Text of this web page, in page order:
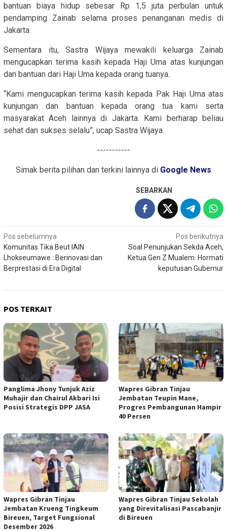
bantuan biaya hidup sebesar Rp 1,5 juta perbulan untuk
pendamping Zainab selama proses penanganan medis di
Jakarta.
Sementara itu, Sastra Wijaya mewakili keluarga Zainab
mengucapkan terima kasih kepada Haji Uma atas kunjungan
dan bantuan dari Haji Uma kepada orang tuanya.
“Kami mengucapkan terima kasih kepada Pak Haji Uma atas
kunjungan dan bantuan kepada orang tua kami serta
masyarakat Aceh lainnya di Jakarta. Kami berharap beliau
sehat dan sukses selalu”, ucap Sastra Wijaya.
-----------
Simak berita pilihan dan terkini lainnya di Google News
SEBARKAN
Navigasi
pos
Pos sebelumnya
Komunitas Tika Beut IAIN
Lhokseumawe : Berinovasi dan
Berprestasi di Era Digital
Pos berikutnya
Soal Penunjukan Sekda Aceh,
Ketua Gen Z Mualem: Hormati
keputusan Gubernur
POS TERKAIT
Panglima Jhony Tunjuk Aziz
Muhajir dan Chairul Akbari Isi
Posisi Strategis DPP JASA
Wapres Gibran Tinjau
Jembatan Teupin Mane,
Progres Pembangunan Hampir
40 Persen
Wapres Gibran Tinjau
Jembatan Krueng Tingkeum
Bireuen, Target Fungsional
Desember 2026
Wapres Gibran Tinjau Sekolah
yang Direvitalisasi Pascabanjir
di Bireuen